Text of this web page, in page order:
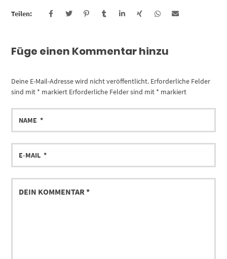
Teilen:
Füge einen Kommentar hinzu
Deine E-Mail-Adresse wird nicht veröffentlicht. Erforderliche Felder
sind mit * markiert Erforderliche Felder sind mit * markiert